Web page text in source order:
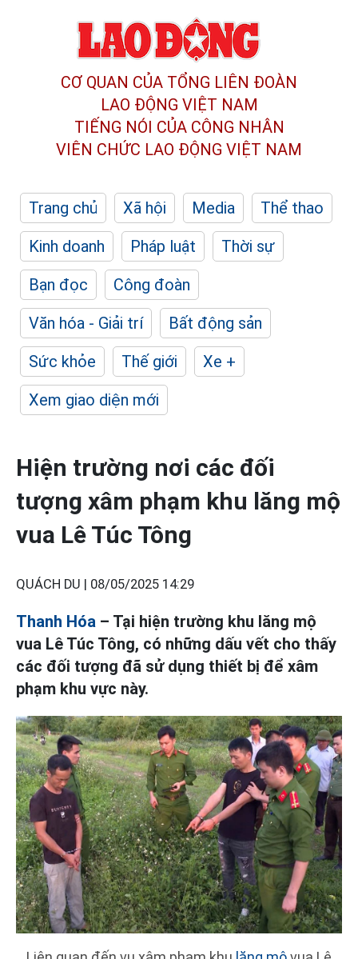
CƠ QUAN CỦA TỔNG LIÊN ĐOÀN
LAO ĐỘNG VIỆT NAM
TIẾNG NÓI CỦA CÔNG NHÂN
VIÊN CHỨC LAO ĐỘNG VIỆT NAM
Trang chủ Xã hội Media
Thể thao
Kinh doanh
Pháp luật
Thời sự
Bạn đọc
Công đoàn
Văn hóa - Giải trí
Bất động sản
Sức khỏe
Thế giới
Xe +
Xem giao diện mới
Hiện trường nơi các đối
tượng xâm phạm khu lăng mộ
vua Lê Túc Tông
QUÁCH DU | 08/05/2025 14:29
Thanh Hóa – Tại hiện trường khu lăng mộ
vua Lê Túc Tông, có những dấu vết cho thấy
các đối tượng đã sử dụng thiết bị để xâm
phạm khu vực này.